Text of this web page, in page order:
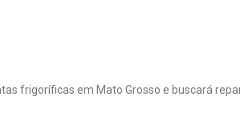
frigoríficas em Mato Grosso e buscará